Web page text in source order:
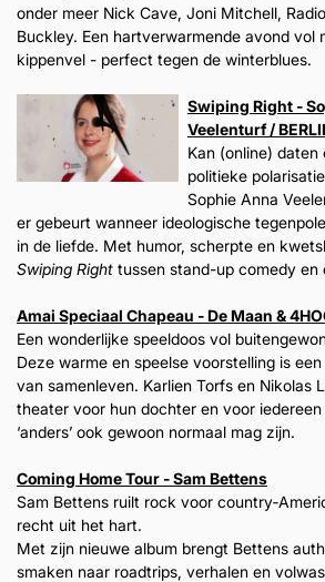
onder meer Nick Cave, Joni Mitchell,
Buckley. Een hartverwarmende avond vol
kippenvel - perfect tegen de winterblues.
Swiping Right -
Veelenturf /
Kan (online)
politieke
Sophie Anna
er gebeurt wanneer ideologische
in de liefde. Met humor, scherpte en
Swiping Right tussen stand-up comedy en
Amai Speciaal Chapeau - De Maan &
Een wonderlijke speeldoos vol
Deze warme en speelse voorstelling is
van samenleven. Karlien Torfs en Nikolas
theater voor hun dochter en voor
‘anders’ ook gewoon normaal mag zijn.
Coming Home Tour - Sam Bettens
Sam Bettens ruilt rock voor
recht uit het hart.
Met zijn nieuwe album brengt Bettens
smaken naar roadtrips, verhalen en